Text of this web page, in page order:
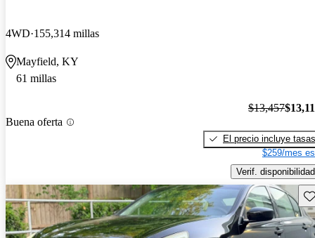
4WD 155,314 millas
Mayfield, KY
61 millas
Buena oferta
$13,457
El precio incluye tasas
$259/mes
Verif. disponibilidad